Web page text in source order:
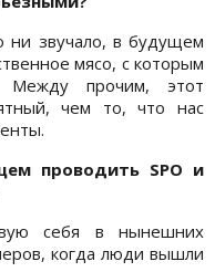
ни звучало, в будущем
мясо, с которым
Между прочим, этот
чем то, что нас
проводить SPO и
себя в нынешних
когда люди вышли